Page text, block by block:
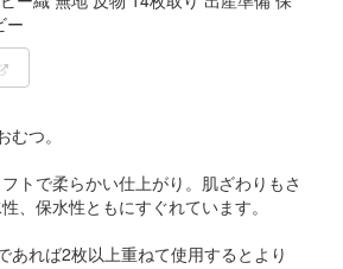
ー
つ。
トで柔らかい仕上がり。肌ざわりもさ
、保水性ともにすぐれています。
あれば2枚以上重ねて使用するとより